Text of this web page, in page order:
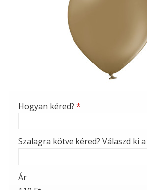
Hogyan kéred? *
Szalagra kötve kéred? Válaszd ki
Ár